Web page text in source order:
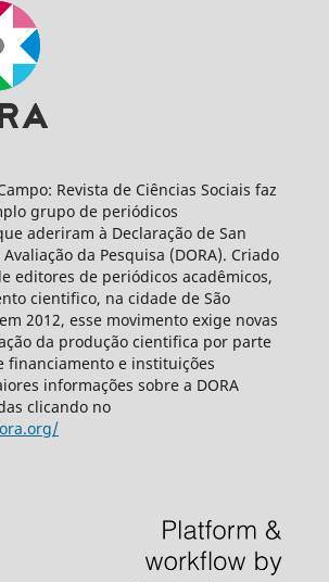
Revista de Ciências Sociais faz
grupo de periódicos
aderiram à Declaração de San
da Pesquisa (DORA). Criado
editores de periódicos acadêmicos,
cientifico, na cidade de São
2012, esse movimento exige novas
da produção cientifica por parte
financiamento e instituições
informações sobre a DORA
clicando no